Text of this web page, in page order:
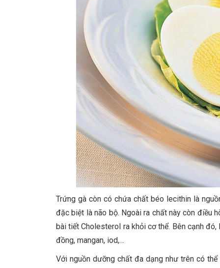
Trứng gà còn có chứa chất béo lecithin là
đặc biệt là não bộ. Ngoài ra chất này còn điều
bài tiết Cholesterol ra khỏi cơ thể. Bên cạnh
đồng, mangan, iod,…
Với nguồn dưỡng chất đa dạng như trên có